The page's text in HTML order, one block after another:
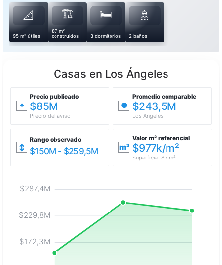
📐
95 m² útiles
🏗️
87 m²
construidos
🛏️
3 dormitorios
🚿
2 baños
Casas en Los Ángeles
⌖
Precio publicado
$85M
Precio del aviso
●
Promedio comparable
$243,5M
Los Ángeles
↕
Rango observado
$150M - $259,5M m²
Valor m² referencial
$977k/m²
Superficie: 87 m²
$172,3M
$229,8M
$287,4M